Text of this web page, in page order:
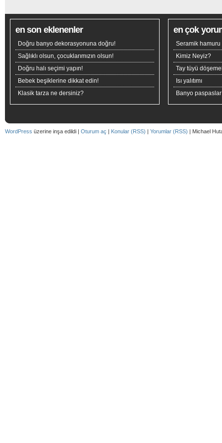
en son eklenenler
Doğru banyo dekorasyonuna doğru!
Sağlıklı olsun, çocuklarımızın olsun!
Doğru halı seçimi yapın!
Bebek beşiklerine dikkat edin!
Klasik tarza ne dersiniz?
en çok
Seramik hamuru
Kimiz Neyiz?
Tay tüyü
Isı yalıtımı
Banyo
WordPress üzerine inşa edildi | Oturum aç | Konular (RSS) | Yorumlar (RSS) | Michael